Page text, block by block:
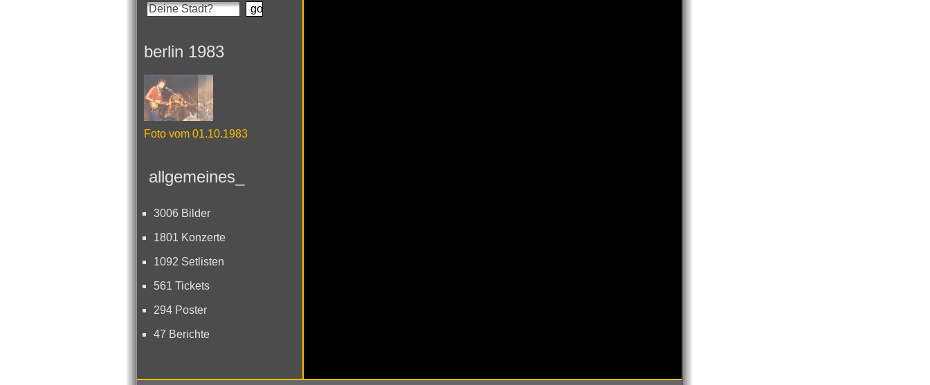
berlin 1983
Foto vom 01.10.1983
allgemeines_
3006 Bilder
1801 Konzerte
1092 Setlisten
561 Tickets
294 Poster
47 Berichte